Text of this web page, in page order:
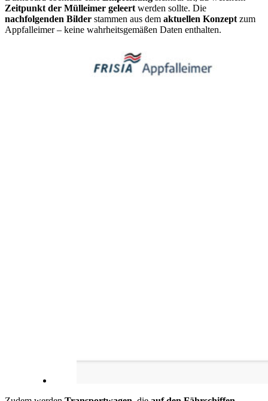
Zeitpunkt der Mülleimer geleert werden sollte. Die
nachfolgenden Bilder stammen aus dem aktuellen Konzept zum
Appfalleimer – keine wahrheitsgemäßen Daten enthalten.